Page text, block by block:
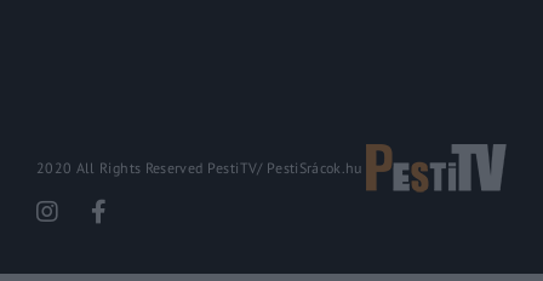
2020 All Rights Reserved PestiTV/ PestiSrácok.hu